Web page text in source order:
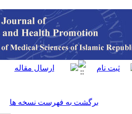
برگشت به فهرست نسخه ها